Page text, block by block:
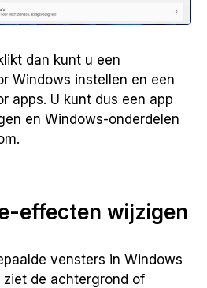
dan kunt u een
Windows instellen en een
apps. U kunt dus een app
en Windows-onderdelen
effecten wijzigen
vensters in Windows
ziet de achtergrond of